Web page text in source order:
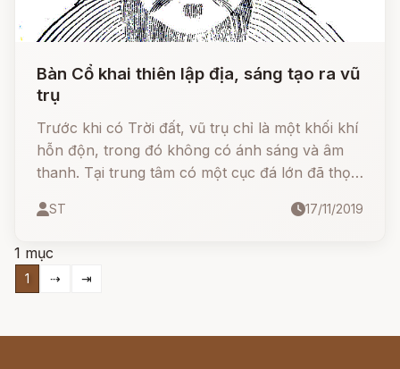
Bàn Cổ khai thiên lập địa, sáng tạo ra vũ
trụ
Trước khi có Trời đất, vũ trụ chỉ là một khối khí
hỗn độn, trong đó không có ánh sáng và âm
thanh. Tại trung tâm có một cục đá lớn đã thọ
thâu được các tính linh thông của vũ trụ mà tạo
ST 17/11/2019
1 mục
1 ⇢ ⇥